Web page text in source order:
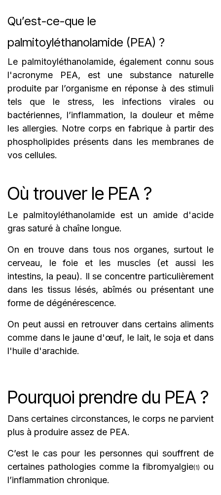
Qu’est-ce-que le
palmitoyléthanolamide (PEA) ?
Le palmitoyléthanolamide, également connu sous
l'acronyme PEA, est une substance naturelle
produite par l’organisme en réponse à des stimuli
tels que le stress, les infections virales ou
bactériennes, l’inflammation, la douleur et même
les allergies. Notre corps en fabrique à partir des
phospholipides présents dans les membranes de
vos cellules.
Où trouver le PEA ?
Le palmitoyléthanolamide est un amide d'acide
gras saturé à chaîne longue.
On en trouve dans tous nos organes, surtout le
cerveau, le foie et les muscles (et aussi les
intestins, la peau). Il se concentre particulièrement
dans les tissus lésés, abîmés ou présentant une
forme de dégénérescence.
On peut aussi en retrouver dans certains aliments
comme dans le jaune d'œuf, le lait, le soja et dans
l'huile d'arachide.
Pourquoi prendre du PEA ?
Dans certaines circonstances, le corps ne parvient
plus à produire assez de PEA.
C’est le cas pour les personnes qui souffrent de
certaines pathologies comme la fibromyalgie(1) ou
l’inflammation chronique.